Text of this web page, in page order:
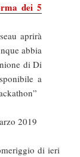
dei 5
aprirà
abbia
di Di
a
2019
di ieri